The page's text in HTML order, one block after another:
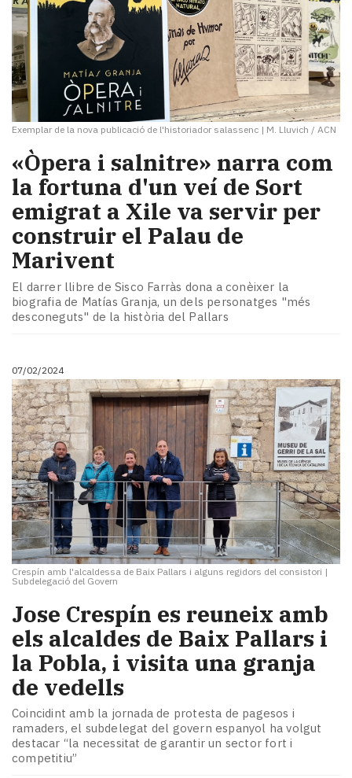
Exemplar de la nova publicació de l'historiador salassenc | M. Lluvich / ACN
«Òpera i salnitre» narra com
la fortuna d'un veí de Sort
emigrat a Xile va servir per
construir el Palau de
Marivent
El darrer llibre de Sisco Farràs dona a conèixer la
biografia de Matías Granja, un dels personatges "més
desconeguts" de la història del Pallars
07/02/2024
Crespín amb l'alcaldessa de Baix Pallars i alguns regidors del consistori |
Subdelegació del Govern
Jose Crespín es reuneix amb
els alcaldes de Baix Pallars i
la Pobla, i visita una granja
de vedells
Coincidint amb la jornada de protesta de pagesos i
ramaders, el subdelegat del govern espanyol ha volgut
destacar “la necessitat de garantir un sector fort i
competitiu”